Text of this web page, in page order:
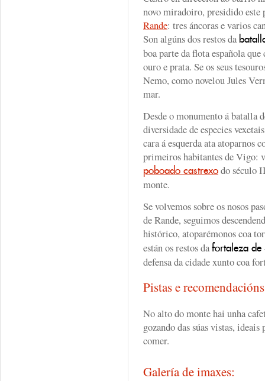
novo miradoiro, presidido
Rande: tres áncoras e varios
Son algúns dos restos da
boa parte da flota española
ouro e prata. Se os seus
Nemo, como novelou Jules
mar.
Desde o monumento á batalla
diversidade de especies
cara á esquerda ata atoparnos
primeiros habitantes de Vigo:
poboado castrexodo século
monte.
Se volvemos sobre os nosos
de Rande, seguimos
histórico, atoparémonos coa
están os restos dafortaleza de
defensa da cidade xunto coa
Pistas e
No alto do monte hai unha
gozando das súas vistas,
comer.
Galería de imaxes: